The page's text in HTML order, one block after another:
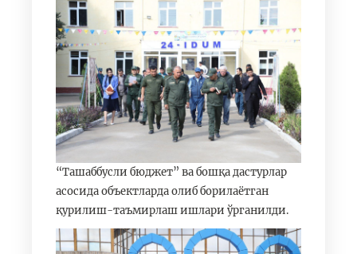
“Ташаббусли бюджет” ва бошқа дастурлар
асосида объектларда олиб борилаётган
қурилиш-таъмирлаш ишлари ўрганилди.